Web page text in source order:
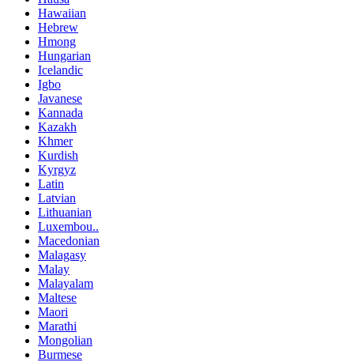
Hawaiian
Hebrew
Hmong
Hungarian
Icelandic
Igbo
Javanese
Kannada
Kazakh
Khmer
Kurdish
Kyrgyz
Latin
Latvian
Lithuanian
Luxembou..
Macedonian
Malagasy
Malay
Malayalam
Maltese
Maori
Marathi
Mongolian
Burmese